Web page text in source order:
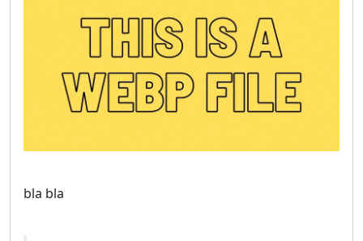
bla bla